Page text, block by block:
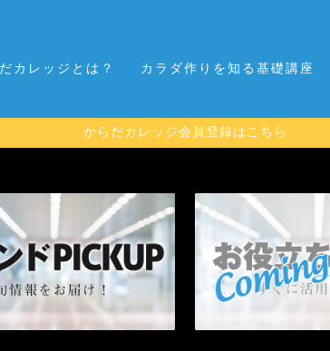
カレッジとは？ カラダ作りを知る基礎講座
からだカレッジ会員登録はこちら